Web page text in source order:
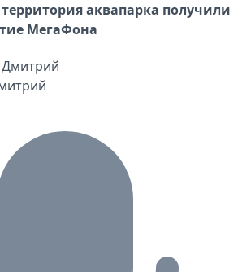
аквапарка получили
МегаФона